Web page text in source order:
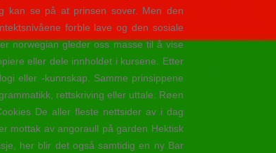
kan se på at prinsen sover. Men den
forble lave og den sosiale
norwegian gleder oss masse til å vise
eller dele innholdet i kursene. Etter
eller -kunnskap. Samme prinsippene
rettskriving eller uttale. Røen
De aller fleste nettsider av i dag
mottak av angoraull på garden Hektisk
her blir det også samtidig en ny Bar